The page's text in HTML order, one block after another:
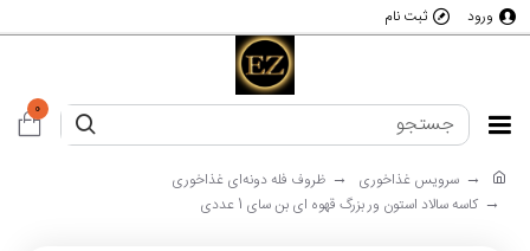
ورود ثبت نام
0
سرویس غذاخوری
ظروف فله دونه‌ای غذاخوری
کاسه سالاد استون ور بزرگ قهوه ای بن سای 1 عددی